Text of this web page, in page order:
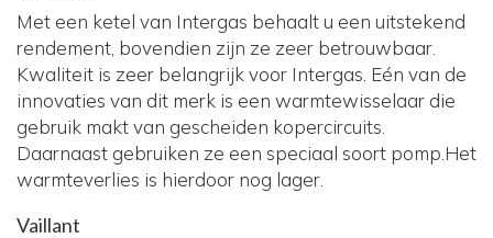
Met een ketel van Intergas behaalt u een uitstekend
rendement, bovendien zijn ze zeer betrouwbaar.
Kwaliteit is zeer belangrijk voor Intergas. Eén van de
innovaties van dit merk is een warmtewisselaar die
gebruik makt van gescheiden kopercircuits.
Daarnaast gebruiken ze een speciaal soort pomp.Het
warmteverlies is hierdoor nog lager.
Vaillant